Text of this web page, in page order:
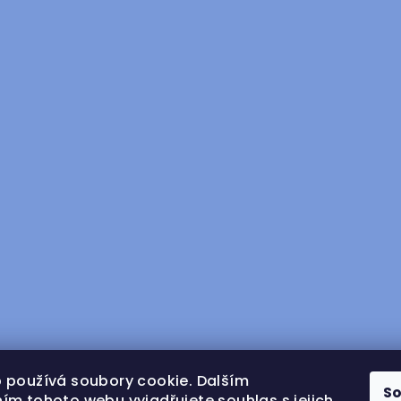
používá soubory cookie. Dalším